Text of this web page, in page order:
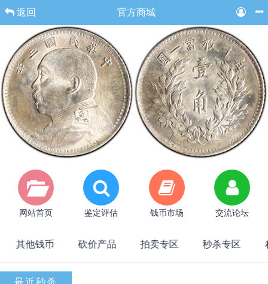
返回 官方商城
网站首页 鉴定评估 钱币市场 交流论坛
其他钱币 砍价产品 拍卖专区 秒杀专区
最近秒杀